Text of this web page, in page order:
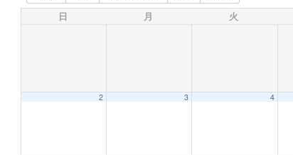
日 月 火
2 3 4